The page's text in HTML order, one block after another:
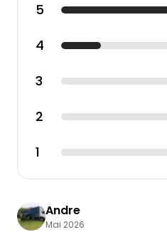
5
4
3
2
1
Andre
Mai 2026